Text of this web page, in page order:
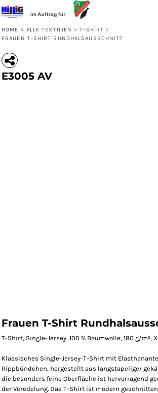
HOME > ALLE TEXTILIEN > T-SHIRT >
FRAUEN T-SHIRT RUNDHALSAUSSCHNITT
E3005 AV
Frauen T-Shirt
T-Shirt, Single-Jersey, 100 % Baumwolle, 180 g/m²,
Klassisches Single-Jersey-T-Shirt mit
Rippbündchen, hergestellt aus langstapeliger
die besonders feine Oberfläche ist hervorragend
der Veredelung. Das T-Shirt ist modern